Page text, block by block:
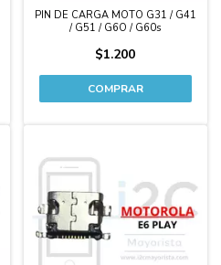
PIN DE CARGA MOTO G31 / G41
/ G51 / G6O / G60s
$1.200